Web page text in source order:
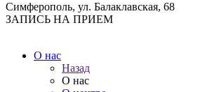
Симферополь, ул. Балаклавская, 68
ЗАПИСЬ НА ПРИЕМ
О нас
Назад
О нас